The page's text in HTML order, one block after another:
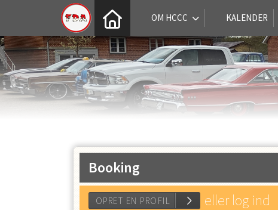
OM HCCC KALENDER
Booking
eller log ind